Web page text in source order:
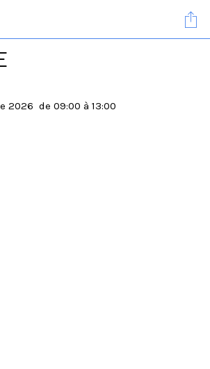
2026  de 09:00 à 13:00